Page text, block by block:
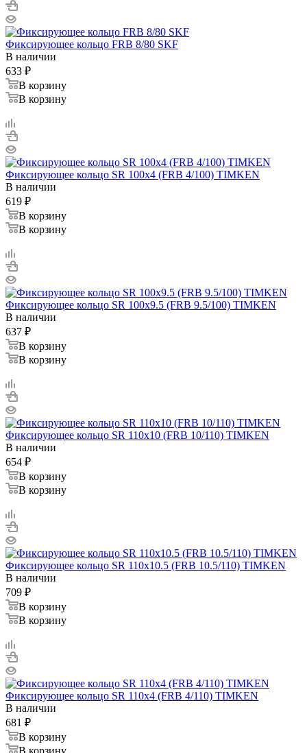
Фиксирующее кольцо FRB 8/80 SKF
В наличии
633 ₽
В корзину
В корзину
Фиксирующее кольцо SR 100x4 (FRB 4/100) TIMKEN
В наличии
619 ₽
В корзину
В корзину
Фиксирующее кольцо SR 100x9.5 (FRB 9.5/100) TIMKEN
В наличии
637 ₽
В корзину
В корзину
Фиксирующее кольцо SR 110x10 (FRB 10/110) TIMKEN
В наличии
654 ₽
В корзину
В корзину
Фиксирующее кольцо SR 110x10.5 (FRB 10.5/110) TIMKEN
В наличии
709 ₽
В корзину
В корзину
Фиксирующее кольцо SR 110x4 (FRB 4/110) TIMKEN
В наличии
681 ₽
В корзину
В корзину